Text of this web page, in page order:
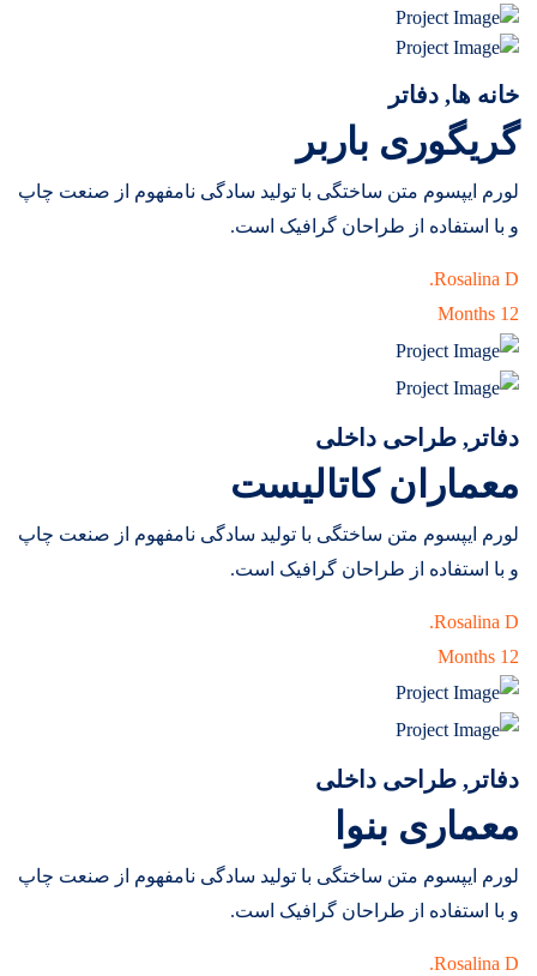
خانه ها, دفاتر
گریگوری باربر
لورم ایپسوم متن ساختگی با تولید سادگی نامفهوم از صنعت چاپ
و با استفاده از طراحان گرافیک است.
Rosalina D.
12 Months
دفاتر, طراحی داخلی
معماران کاتالیست
لورم ایپسوم متن ساختگی با تولید سادگی نامفهوم از صنعت چاپ
و با استفاده از طراحان گرافیک است.
Rosalina D.
12 Months
دفاتر, طراحی داخلی
معماری بنوا
لورم ایپسوم متن ساختگی با تولید سادگی نامفهوم از صنعت چاپ
و با استفاده از طراحان گرافیک است.
Rosalina D.